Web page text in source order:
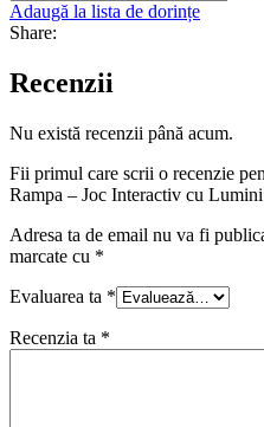
Adaugă la lista de dorințe
Share:
Recenzii
Nu există recenzii până acum.
Fii primul care scrii o recenzie
Rampa – Joc Interactiv cu
Adresa ta de email nu va fi
marcate cu *
Evaluarea ta *
Recenzia ta *